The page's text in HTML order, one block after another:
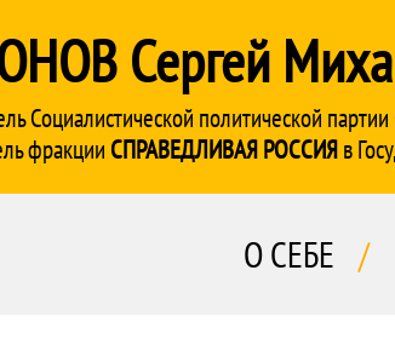
Сергей
Социалистической политической партии
фракции СПРАВЕДЛИВАЯ РОССИЯв
О СЕБЕ /